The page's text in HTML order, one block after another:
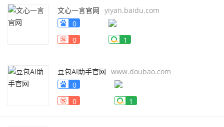
文心一言官网 yiyan.baidu.com
0
0
1
豆包AI助手官网 www.doubao.com
0
0
1